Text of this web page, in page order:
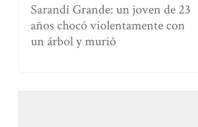
Sarandí Grande: un joven de 23
años chocó violentamente con
un árbol y murió